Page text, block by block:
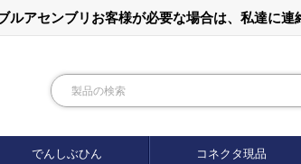
アセンブリお客様が必要な場合は、私達に連
でんしぶひん コネクタ現品